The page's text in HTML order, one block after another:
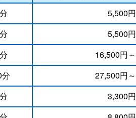
5,500円
5,500円
16,500円～
27,500円～
3,300円